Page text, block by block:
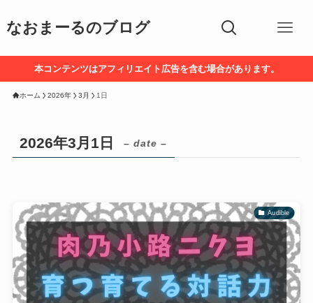
なおまーるのブログ
本コンテンツはアフィリエイト広告を含む場合があります。
ホーム 2026年 3月 1日
2026年3月1日 – date –
Audible